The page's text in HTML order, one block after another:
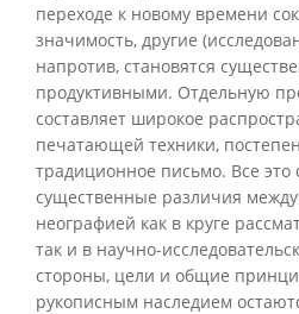
переходе к новому времени
значимость, другие
напротив, становятся
продуктивными. Отдельную
составляет широкое
печатающей техники,
традиционное письмо. Все это
существенные различия
неографией как в круге
так и в научно-
стороны, цели и общие
рукописным наследием